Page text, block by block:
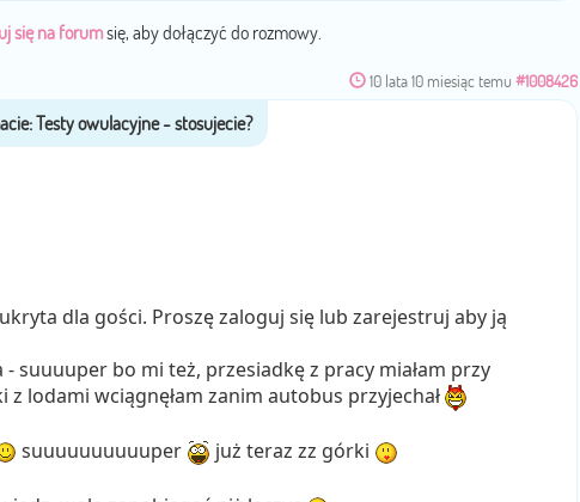
się na forumsię, aby dołączyć do rozmowy.
10 lata 10 miesiąc temu #1008426
dla gości. Proszę zaloguj się lub zarejestruj aby ją
suuuuper bo mi też, przesiadkę z pracy miałam przy
lodami wciągnęłam zanim autobus przyjechał
suuuuuuuuuuper już teraz zz górki